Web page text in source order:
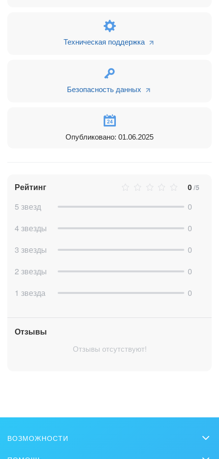
Облачное и внутрикорпоративное серверное решение
Можно бесплатно попробовать на реальных бизнес-
Самая низкая цена владения
Обучающий ролик по использованию системы Листоход -
Техническая поддержка
Безопасность данных
Опубликовано: 01.06.2025
Рейтинг 0 /5
5 звезд
0
4 звезды
0
3 звезды
0
2 звезды
0
1 звезда
0
Отзывы
Отзывы отсутствуют!
ВОЗМОЖНОСТИ